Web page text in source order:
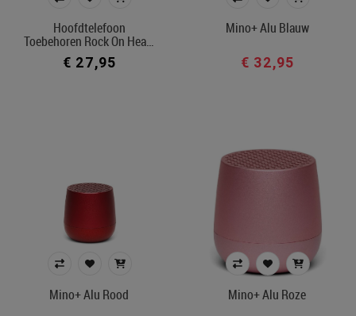
In voorraad
Hoofdtelefoon
Toebehoren Rock On Hea…
€ 27,95
Mino+ Alu Blauw
€ 32,95
Mino+ Alu Rood Mino+ Alu Roze